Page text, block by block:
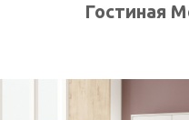
Гостиная